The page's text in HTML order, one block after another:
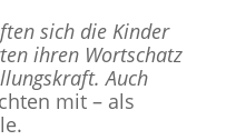
sich die Kinder
ihren Wortschatz
Auch
mit – als